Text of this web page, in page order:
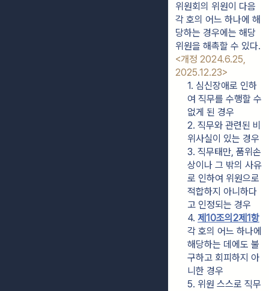
위원회의 위원이 다음
각 호의 어느 하나에 해
당하는 경우에는 해당
<개정 2024.6.25,
2025.12.23>
1. 심신장애로 인하
여 직무를 수행할 수
없게 된 경우
2. 직무와 관련된 비
위사실이 있는 경우
3. 직무태만, 품위손
상이나 그 밖의 사유
로 인하여 위원으로
적합하지 아니하다
고 인정되는 경우
4. 제10조의2제1항
각 호의 어느 하나에
해당하는 데에도 불
구하고 회피하지 아
니한 경우
5. 위원 스스로 직무